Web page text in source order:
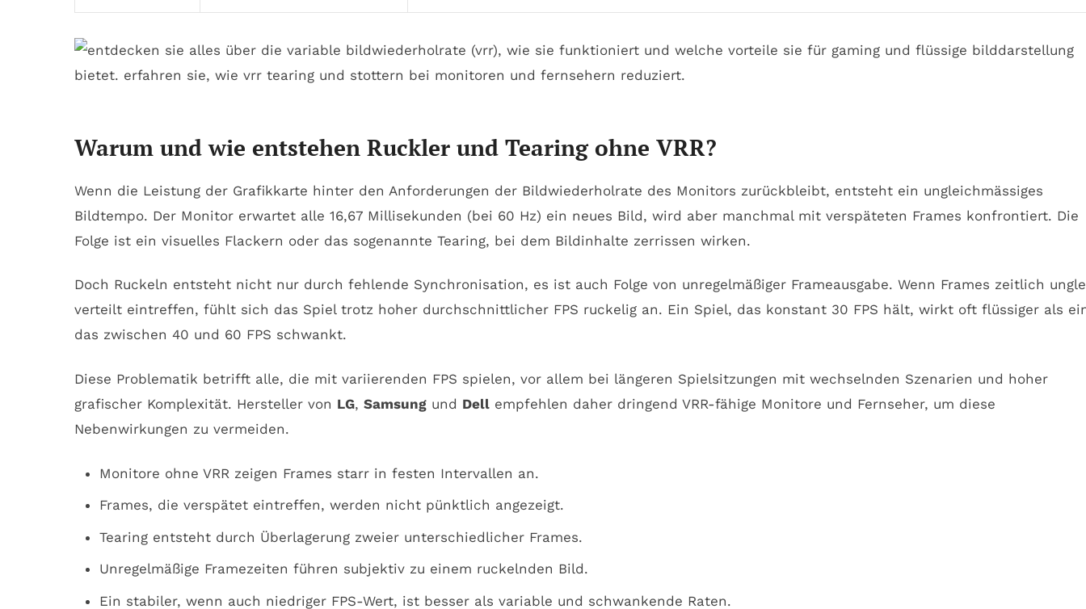
Warum und wie entstehen Ruckler und Tearing ohne VRR?
Wenn die Leistung der Grafikkarte hinter den Anforderungen der Bildwiederholrate des Monitors zurückbleibt, entsteht ein ungleichmässiges
Bildtempo. Der Monitor erwartet alle 16,67 Millisekunden (bei 60 Hz) ein neues Bild, wird aber manchmal mit verspäteten Frames konfrontiert. Die
Folge ist ein visuelles Flackern oder das sogenannte Tearing, bei dem Bildinhalte zerrissen wirken.
Doch Ruckeln entsteht nicht nur durch fehlende Synchronisation, es ist auch Folge von unregelmäßiger Frameausgabe. Wenn Frames zeitlich
verteilt eintreffen, fühlt sich das Spiel trotz hoher durchschnittlicher FPS ruckelig an. Ein Spiel, das konstant 30 FPS hält, wirkt oft flüssiger als
das zwischen 40 und 60 FPS schwankt.
Diese Problematik betrifft alle, die mit variierenden FPS spielen, vor allem bei längeren Spielsitzungen mit wechselnden Szenarien und hoher
grafischer Komplexität. Hersteller von LG, Samsung und Dell empfehlen daher dringend VRR-fähige Monitore und Fernseher, um diese
Nebenwirkungen zu vermeiden.
Monitore ohne VRR zeigen Frames starr in festen Intervallen an.
Frames, die verspätet eintreffen, werden nicht pünktlich angezeigt.
Tearing entsteht durch Überlagerung zweier unterschiedlicher Frames.
Unregelmäßige Framezeiten führen subjektiv zu einem ruckelnden Bild.
Ein stabiler, wenn auch niedriger FPS-Wert, ist besser als variable und schwankende Raten.